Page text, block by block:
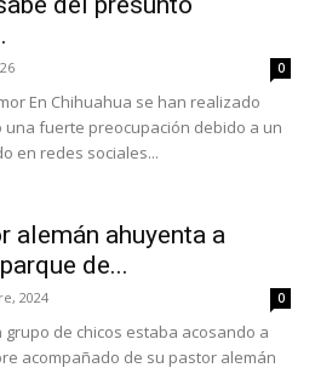
0
En Chihuahua se han realizado
fuerte preocupación debido a un
en redes sociales...
alemán ahuyenta a
de...
2024 0
grupo de chicos estaba acosando a
acompañado de su pastor alemán